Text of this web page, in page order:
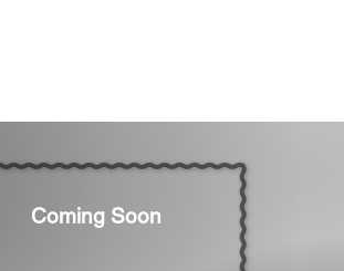
​Coming Soon